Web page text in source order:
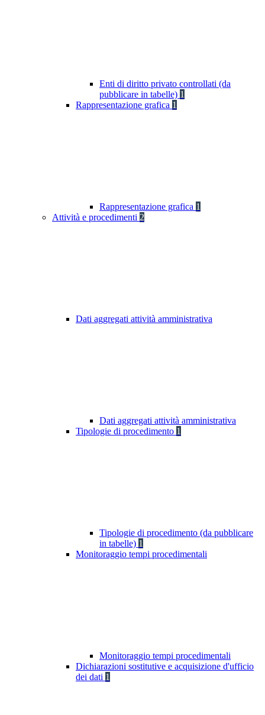
Enti di diritto privato controllati (da
pubblicare in tabelle) 1
Rappresentazione grafica 1
Rappresentazione grafica 1
Attività e procedimenti 2
Dati aggregati attività amministrativa
Dati aggregati attività amministrativa
Tipologie di procedimento 1
Tipologie di procedimento (da pubblicare
in tabelle) 1
Monitoraggio tempi procedimentali
Monitoraggio tempi procedimentali
Dichiarazioni sostitutive e acquisizione d'ufficio
dei dati 1